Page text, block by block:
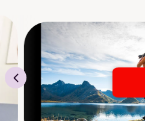
BESØK VÅRT
Lær deg Friluftsliv, Film
vakreste omgivelser!